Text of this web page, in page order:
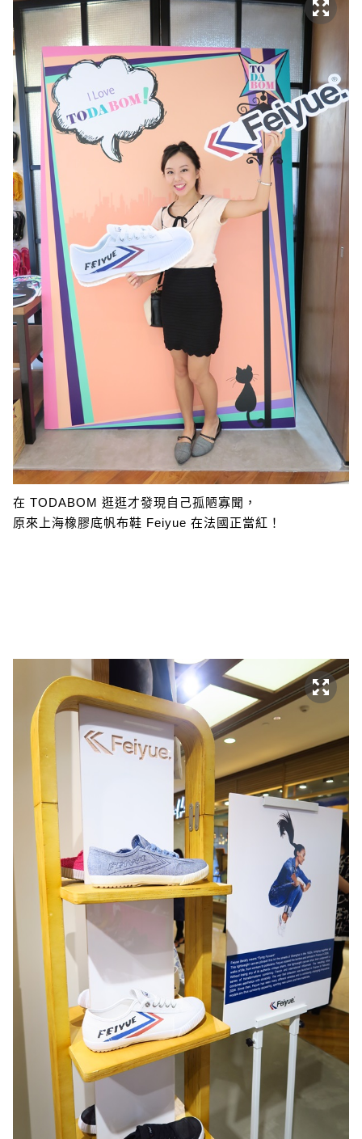
在 TODABOM 逛逛才發現自己孤陋寡聞，
原來上海橡膠底帆布鞋 Feiyue 在法國正當紅！